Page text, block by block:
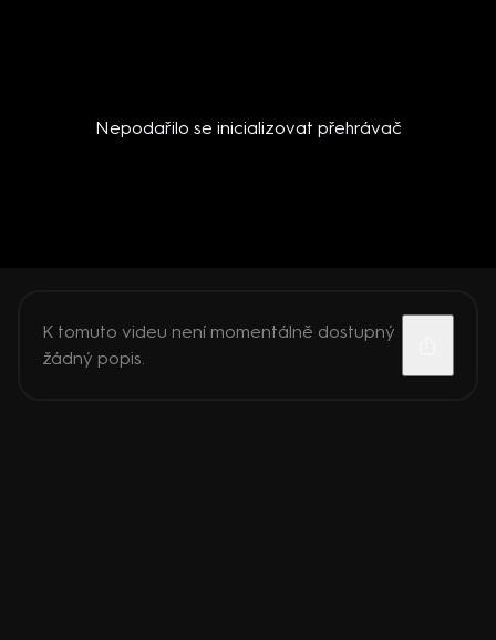
Nepodařilo se inicializovat přehrávač
K tomuto videu není momentálně dostupný
žádný popis.